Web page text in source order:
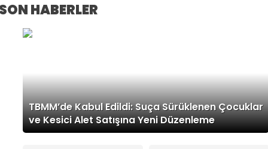
HABERLER
TBMM’de Kabul Edildi: Suça Sürüklenen Çocuklar
ve Kesici Alet Satışına Yeni Düzenleme